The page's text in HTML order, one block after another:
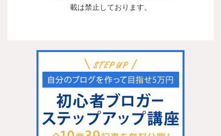
載は禁止しております。